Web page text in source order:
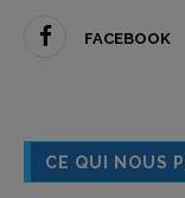
FACEBOOK
CE QUI NOUS